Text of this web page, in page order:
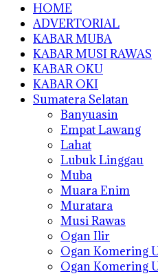
HOME
ADVERTORIAL
KABAR MUBA
KABAR MUSI RAWAS
KABAR OKU
KABAR OKI
Sumatera Selatan
Banyuasin
Empat Lawang
Lahat
Lubuk Linggau
Muba
Muara Enim
Muratara
Musi Rawas
Ogan Ilir
Ogan Komering
Ogan Komering